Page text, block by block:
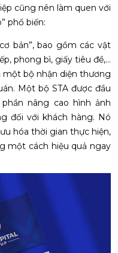
cũng nên làm quen với
phổ biến:
bản”, bao gồm các vật
phong bì, giấy tiêu đề,…
bộ nhận diện thương
Một bộ STA được đầu
nâng cao hình ảnh
đối với khách hàng. Nó
hóa thời gian thực hiện,
một cách hiệu quả ngay